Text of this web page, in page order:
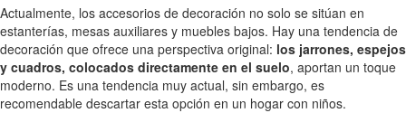
Actualmente, los accesorios de decoración no solo se sitúan en
estanterías, mesas auxiliares y muebles bajos. Hay una tendencia de
decoración que ofrece una perspectiva original: los jarrones, espejos
y cuadros, colocados directamente en el suelo, aportan un toque
moderno. Es una tendencia muy actual, sin embargo, es
recomendable descartar esta opción en un hogar con niños.